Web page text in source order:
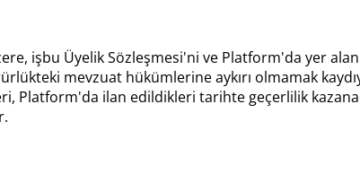
işbu Üyelik Sözleşmesi'ni ve Platform'da yer
mevzuat hükümlerine aykırı olmamak
Platform'da ilan edildikleri tarihte geçerlilik